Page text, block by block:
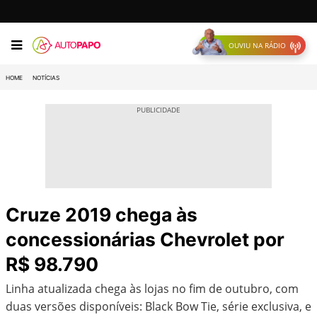
OUVIU NA RÁDIO
HOME NOTÍCIAS
Cruze 2019 chega às
concessionárias Chevrolet por
R$ 98.790
Linha atualizada chega às lojas no fim de outubro, com
duas versões disponíveis: Black Bow Tie, série exclusiva, e